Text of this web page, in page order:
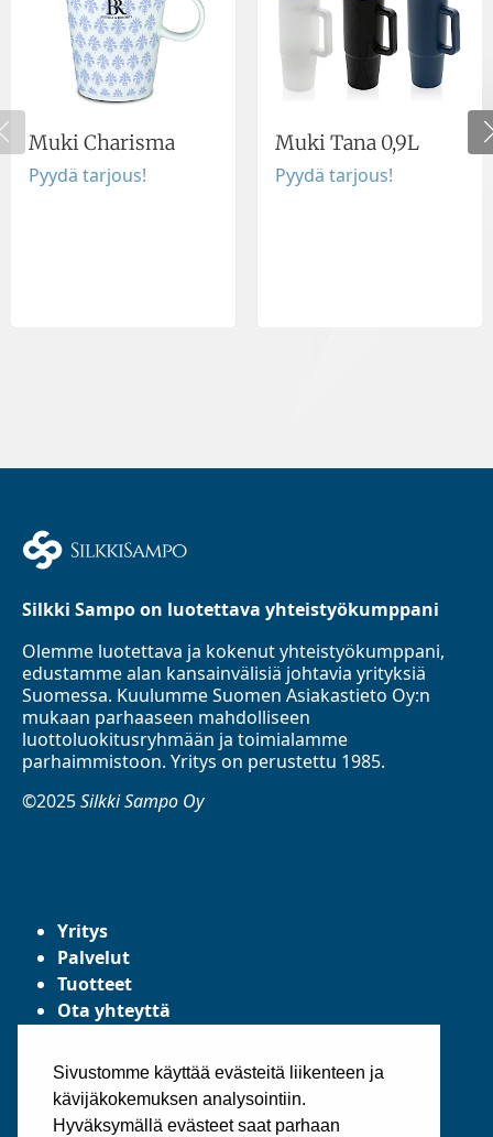
Sivustomme käyttää evästeitä liikenteen ja
kävijäkokemuksen analysointiin.
Hyväksymällä evästeet saat parhaan
Muki Charisma
Pyydä tarjous!
Muki Tana 0,9L
Pyydä tarjous!
Silkki Sampo on luotettava yhteistyökumppani
Olemme luotettava ja kokenut yhteistyökumppani,
edustamme alan kansainvälisiä johtavia yrityksiä
Suomessa. Kuulumme Suomen Asiakastieto Oy:n
mukaan parhaaseen mahdolliseen
luottoluokitusryhmään ja toimialamme
parhaimmistoon. Yritys on perustettu 1985.
©2025Silkki Sampo Oy
Yritys
Palvelut
Tuotteet
Ota yhteyttä
Yleiset toimitusehdot